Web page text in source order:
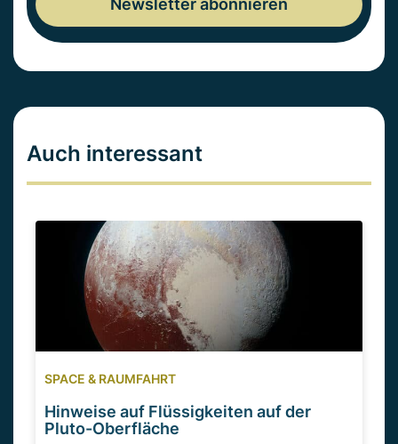
Auch interessant
SPACE & RAUMFAHRT
Hinweise auf Flüssigkeiten auf der
Pluto-Oberfläche